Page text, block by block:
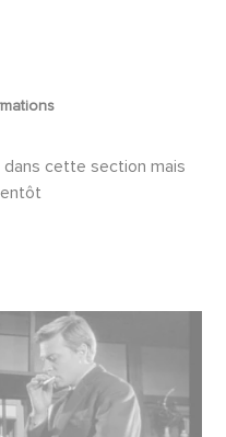
la prison. quant
hommes de Kan.
cette section mais